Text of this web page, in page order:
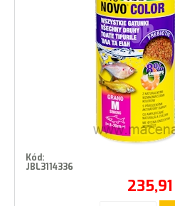
Kód:
JBL3114336
235,91